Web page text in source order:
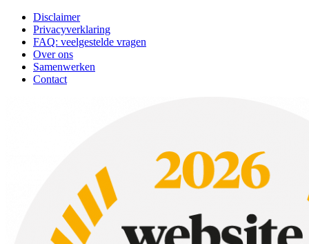
Disclaimer
Privacyverklaring
FAQ: veelgestelde vragen
Over ons
Samenwerken
Contact